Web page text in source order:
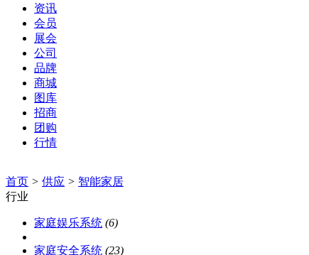
资讯
会员
展会
公司
品牌
商城
图库
招商
团购
行情
首页 > 供应 > 智能家居
行业
家庭娱乐系统 (6)
家庭安全系统 (23)